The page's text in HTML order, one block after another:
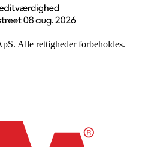
Alle rettigheder forbeholdes.